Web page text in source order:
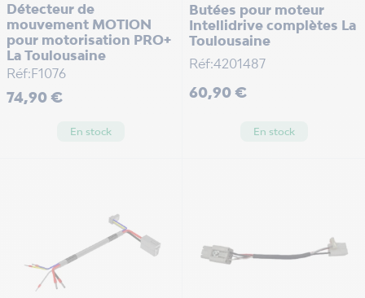
Détecteur de
mouvement MOTION
pour motorisation PRO+
La Toulousaine
Réf:F1076
Prix
74,90 €
En stock
Butées pour moteur
Intellidrive complètes La
Toulousaine
Réf:4201487
Prix
60,90 €
En stock